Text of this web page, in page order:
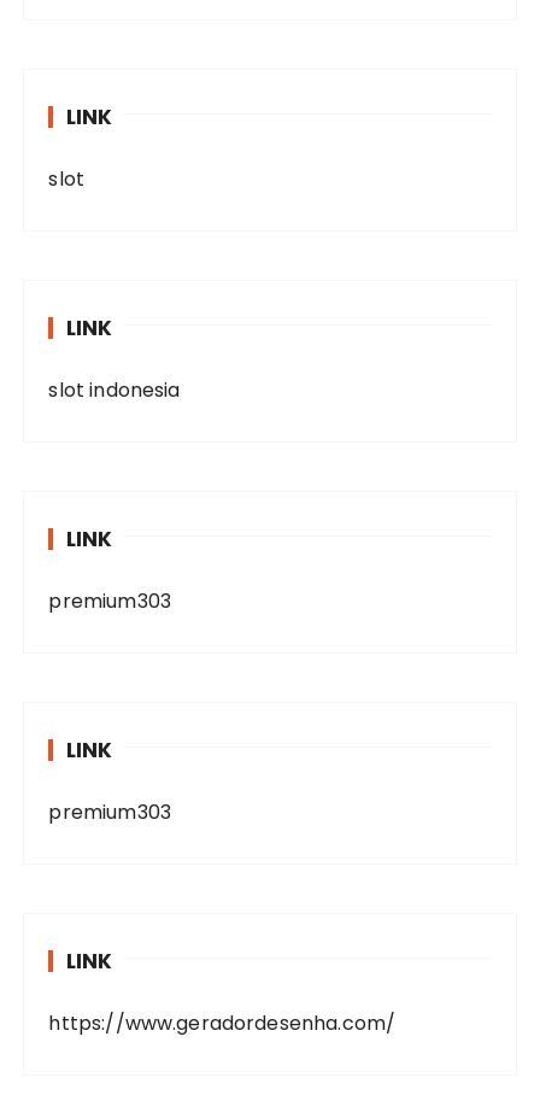
LINK
slot
LINK
slot indonesia
LINK
premium303
LINK
premium303
LINK
https://www.geradordesenha.com/